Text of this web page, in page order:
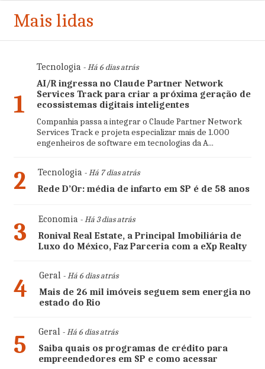
Mais lidas
1
Tecnologia- Há 6 dias atrás
AI/R ingressa no Claude Partner Network
Services Track para criar a próxima geração de
ecossistemas digitais inteligentes
Companhia passa a integrar o Claude Partner Network
Services Track e projeta especializar mais de 1.000
engenheiros de software em tecnologias da A...
2 Tecnologia- Há 7 dias atrás
Rede D’Or: média de infarto em SP é de 58 anos
3 Economia- Há 3 dias atrás
Ronival Real Estate, a Principal Imobiliária de
Luxo do México, Faz Parceria com a eXp Realty
4 Geral- Há 6 dias atrás
Mais de 26 mil imóveis seguem sem energia no
estado do Rio
5 Geral- Há 6 dias atrás
Saiba quais os programas de crédito para
empreendedores em SP e como acessar